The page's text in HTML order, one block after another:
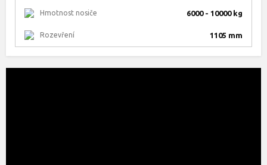
Hmotnost nosiče 6000 - 10000 kg
Rozevření 1105 mm